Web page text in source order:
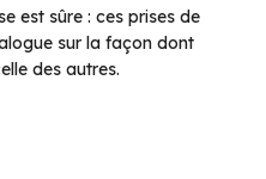
est sûre : ces prises de
sur la façon dont
des autres.